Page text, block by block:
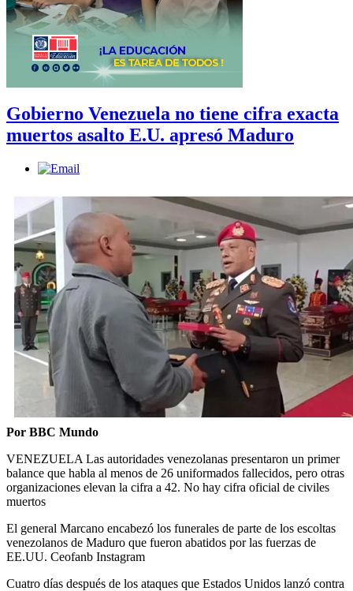
Gobierno Venezuela no tiene cifra exacta
muertos asalto E.U. apresó Maduro
Por BBC Mundo
VENEZUELA Las autoridades venezolanas presentaron un primer
balance que habla al menos de 26 uniformados fallecidos, pero otras
organizaciones elevan la cifra a 42. No hay cifra oficial de civiles
muertos
El general Marcano encabezó los funerales de parte de los escoltas
venezolanos de Maduro que fueron abatidos por las fuerzas de
EE.UU. Ceofanb Instagram
Cuatro días después de los ataques que Estados Unidos lanzó contra